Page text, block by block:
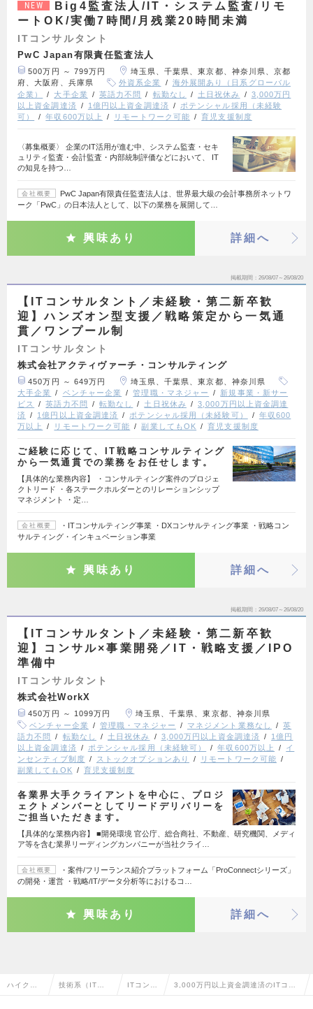
NEW
Big4監査法人/IT・システム監査/リモ
ートOK/実働7時間/月残業20時間未満
ITコンサルタント
PwC Japan有限責任監査法人
500万円 ～ 799万円
埼玉県、千葉県、東京都、神奈川県、京都
府、大阪府、兵庫県
外資系企業
海外展開あり（日系グローバル
企業）
大手企業 英語力不問 転勤なし 土日祝休み
3,000万円
以上資金調達済
1億円以上資金調達済
ポテンシャル採用（未経験
可）
年収600万以上 リモートワーク可能 育児支援制度
〈募集概要〉 企業のIT活用が進む中、システム監査・セキ
ュリティ監査・会計監査・内部統制評価などにおいて、 IT
の知見を持つ…
会社概要
PwC Japan有限責任監査法人は、世界最大級の会計事務所ネットワ
ーク「PwC」の日本法人として、以下の業務を展開して…
興味あり 詳細へ
掲載期間 26/08/07～26/08/20
【ITコンサルタント／未経験・第二新卒歓
迎】ハンズオン型支援／戦略策定から一気通
貫／ワンプール制
ITコンサルタント
株式会社アクティヴァーチ・コンサルティング
450万円 ～ 649万円
埼玉県、千葉県、東京都、神奈川県
大手企業
ベンチャー企業 管理職・マネジャー
新規事業・新サー
ビス
英語力不問 転勤なし 土日祝休み
3,000万円以上資金調達
済
1億円以上資金調達済 ポテンシャル採用（未経験可）
年収600
万以上
リモートワーク可能 副業してもOK 育児支援制度
ご経験に応じて、IT戦略コンサルティング
から一気通貫での業務をお任せします。
【具体的な業務内容】 ・コンサルティング案件のプロジェ
クトリード ・各ステークホルダーとのリレーションシップ
マネジメント ・定…
会社概要
・ITコンサルティング事業 ・DXコンサルティング事業 ・戦略コン
サルティング・インキュベーション事業
興味あり 詳細へ
掲載期間 26/08/07～26/08/20
【ITコンサルタント／未経験・第二新卒歓
迎】コンサル×事業開発／IT・戦略支援／IPO
準備中
ITコンサルタント
株式会社WorkX
450万円 ～ 1099万円
埼玉県、千葉県、東京都、神奈川県
ベンチャー企業
管理職・マネジャー マネジメント業務なし
英
語力不問
転勤なし 土日祝休み 3,000万円以上資金調達済
1億円
以上資金調達済
ポテンシャル採用（未経験可） 年収600万以上
イ
ンセンティブ制度
ストックオプションあり
リモートワーク可能
副業してもOK
育児支援制度
各業界大手クライアントを中心に、プロジ
ェクトメンバーとしてリードデリバリーを
ご担当いただきます。
【具体的な業務内容】 ■開発環境 官公庁、総合商社、不動産、研究機関、メディ
ア等を含む業界リーディングカンパニーが当社クライ…
会社概要
・案件/フリーランス紹介プラットフォーム「ProConnectシリーズ」
の開発・運営 ・戦略/IT/データ分析等におけるコ…
興味あり 詳細へ
ハイクラ 技術系（IT・W ITコンサ 3,000万円以上資金調達済のITコン